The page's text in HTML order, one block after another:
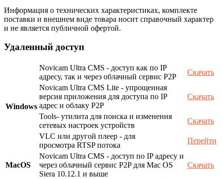
Информация о технических характеристиках, комплекте
поставки и внешнем виде товара носит справочный характер
и не является публичной офертой.
Удаленный доступ
Windows
Novicam Ultra CMS - доступ как по IP
адресу, так и через облачный сервис P2P
Скачать
Novicam Ultra CMS Lite - упрощенная
версия приложения для доступа по IP
адрес и облаку P2P
Скачать
Tools- утилита для поиска и изменения
сетевых настроек устройств
Скачать
VLC или другой плеер - для
просмотра RTSP потока
Перейти
MacOS
Novicam Ultra CMS - доступ по IP адресу и
через облачный сервис P2P для Mac OS
Siera 10.12.1 и выше
Скачать